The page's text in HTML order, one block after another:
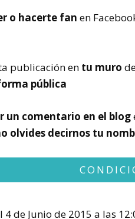
o hacerte fanen
publicación en tu muro
pública
un comentario en el blog
olvides decirnos tu
4 de Junio de 2015 a las